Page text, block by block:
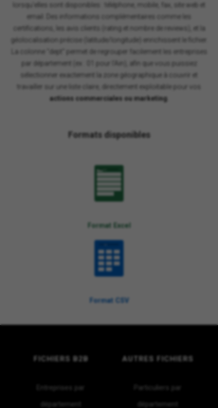
lorsqu'elles sont disponibles : téléphone, mobile, fax, site web et
email. Des informations complémentaires comme les
certifications, les avis clients (rating et nombre de reviews), et la
géolocalisation précise (latitude/longitude) enrichissent le fichier.
La colonne "dept" permet de regrouper facilement les entreprises
par département (ex : 01 pour l'Ain), afin que vous puissiez
sélectionner exactement la zone géographique à couvrir et
travailler sur une liste claire, directement exploitable pour vos
actions commerciales ou marketing.
Formats disponibles
Format Excel
Format CSV
FICHIERS B2B
Entreprises par
département
AUTRES FICHIERS
Particuliers par
département